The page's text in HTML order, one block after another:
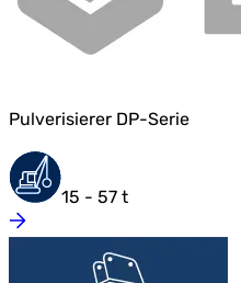
Pulverisierer DP-Serie
15 - 57 t